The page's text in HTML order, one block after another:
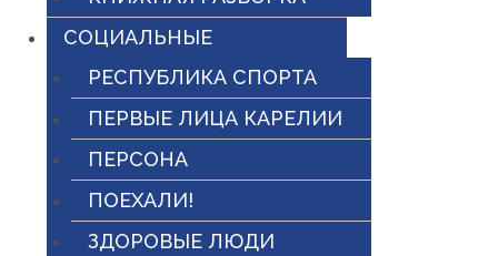
СОЦИАЛЬНЫЕ
РЕСПУБЛИКА СПОРТА
ПЕРВЫЕ ЛИЦА КАРЕЛИИ
ПЕРСОНА
ПОЕХАЛИ!
ЗДОРОВЫЕ ЛЮДИ